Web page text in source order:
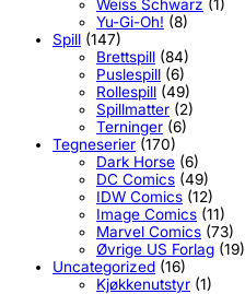
Weiss Schwarz (1)
Yu-Gi-Oh! (8)
Spill (147)
Brettspill (84)
Puslespill (6)
Rollespill (49)
Spillmatter (2)
Terninger (6)
Tegneserier (170)
Dark Horse (6)
DC Comics (49)
IDW Comics (12)
Image Comics (11)
Marvel Comics (73)
Øvrige US Forlag (19)
Uncategorized (16)
Kjøkkenutstyr (1)